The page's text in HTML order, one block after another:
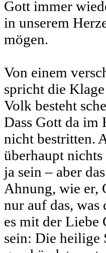
Gott immer
in unserem
mögen.
Von einem
spricht die
Volk besteht
Dass Gott da
nicht bestritten.
überhaupt
ja sein – aber
Ahnung, wie er,
nur auf das, was
es mit der Liebe
sein: Die heilige